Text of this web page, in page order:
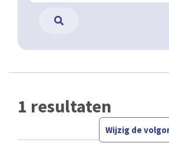
1 resultaten
Wijzig de